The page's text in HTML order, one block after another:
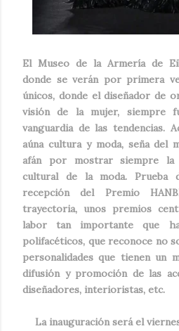
El Museo de la Armería de
donde se verán por primera
únicos, donde el diseñador de
visión de la mujer, siempre
vanguardia de las tendencias.
aúna cultura y moda, seña del
afán por mostrar siempre
cultural de la moda.
recepción del Premio
trayectoria, unos premios
labor tan importante que
polifacéticos, que reconoce no
personalidades que tienen un
difusión y promoción de las
diseñadores, interioristas, etc.
La inauguración será el